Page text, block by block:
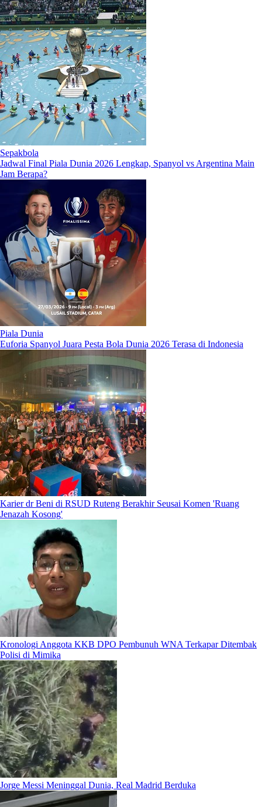
Sepakbola
Jadwal Final Piala Dunia 2026 Lengkap, Spanyol vs Argentina Main
Jam Berapa?
Piala Dunia
Euforia Spanyol Juara Pesta Bola Dunia 2026 Terasa di Indonesia
Karier dr Beni di RSUD Ruteng Berakhir Seusai Komen 'Ruang
Jenazah Kosong'
Kronologi Anggota KKB DPO Pembunuh WNA Terkapar Ditembak
Polisi di Mimika
Jorge Messi Meninggal Dunia, Real Madrid Berduka